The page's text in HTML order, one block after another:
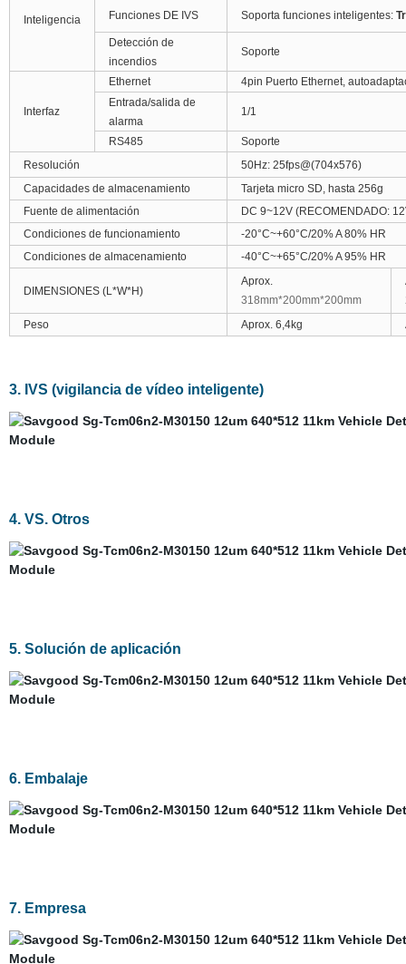
Inteligencia Funciones DE IVS Soporta funciones inteligentes:
Detección de
incendios
Soporte
Interfaz
Ethernet
4pin Puerto Ethernet,
Entrada/salida de
alarma
1/1
RS485
Soporte
Resolución
50Hz: 25fps@(704x576)
Capacidades de almacenamiento
Tarjeta micro SD, hasta 256g
Fuente de alimentación
DC 9~12V (RECOMENDADO:
Condiciones de funcionamiento
-20°C~+60°C/20% A 80% HR
Condiciones de almacenamiento
-40°C~+65°C/20% A 95% HR
DIMENSIONES (L*W*H)
Aprox.
318mm*200mm*200mm
Peso
Aprox. 6,4kg
3. IVS (vigilancia de vídeo inteligente)
4. VS. Otros
5. Solución de aplicación
6. Embalaje
7. Empresa